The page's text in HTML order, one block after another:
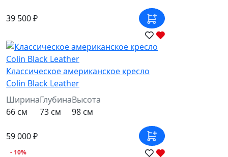
39 500 ₽
Классическое американское кресло
Colin Black Leather
Ширина
66 см
Глубина
73 см
Высота
98 см
59 000 ₽
- 10%